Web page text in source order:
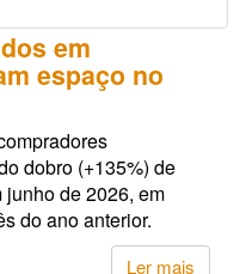
em
espaço no
dobro (+135%) de
de 2026, em
do ano anterior.
Ler mais